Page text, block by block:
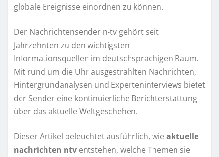
globale Ereignisse einordnen zu können.
Der Nachrichtensender n-tv gehört seit
Jahrzehnten zu den wichtigsten
Informationsquellen im deutschsprachigen Raum.
Mit rund um die Uhr ausgestrahlten Nachrichten,
Hintergrundanalysen und Experteninterviews bietet
der Sender eine kontinuierliche Berichterstattung
über das aktuelle Weltgeschehen.
Dieser Artikel beleuchtet ausführlich, wie aktuelle
nachrichten ntv entstehen, welche Themen sie